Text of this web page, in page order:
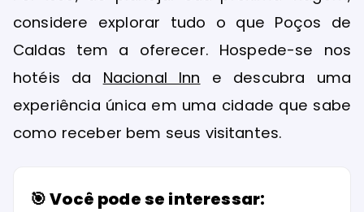
considere explorar tudo o que Poços de
Caldas tem a oferecer. Hospede-se nos
hotéis da Nacional Inn e descubra uma
experiência única em uma cidade que sabe
como receber bem seus visitantes.
🎯 Você pode se interessar: